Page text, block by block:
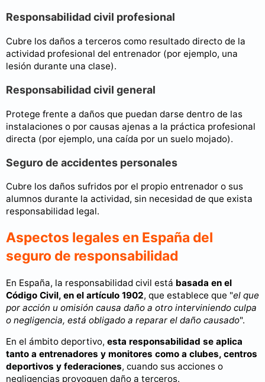
Responsabilidad civil profesional
Cubre los daños a terceros como resultado directo de la
actividad profesional del entrenador (por ejemplo, una
lesión durante una clase).
Responsabilidad civil general
Protege frente a daños que puedan darse dentro de las
instalaciones o por causas ajenas a la práctica profesional
directa (por ejemplo, una caída por un suelo mojado).
Seguro de accidentes personales
Cubre los daños sufridos por el propio entrenador o sus
alumnos durante la actividad, sin necesidad de que exista
responsabilidad legal.
Aspectos legales en España del
seguro de responsabilidad
En España, la responsabilidad civil está basada en el
Código Civil, en el artículo 1902, que establece que "el que
por acción u omisión causa daño a otro interviniendo culpa
o negligencia, está obligado a reparar el daño causado".
En el ámbito deportivo, esta responsabilidad se aplica
tanto a entrenadores y monitores como a clubes, centros
deportivos y federaciones, cuando sus acciones o
negligencias provoquen daño a terceros.